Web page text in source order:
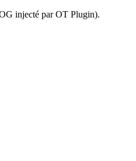
injecté par OT Plugin).